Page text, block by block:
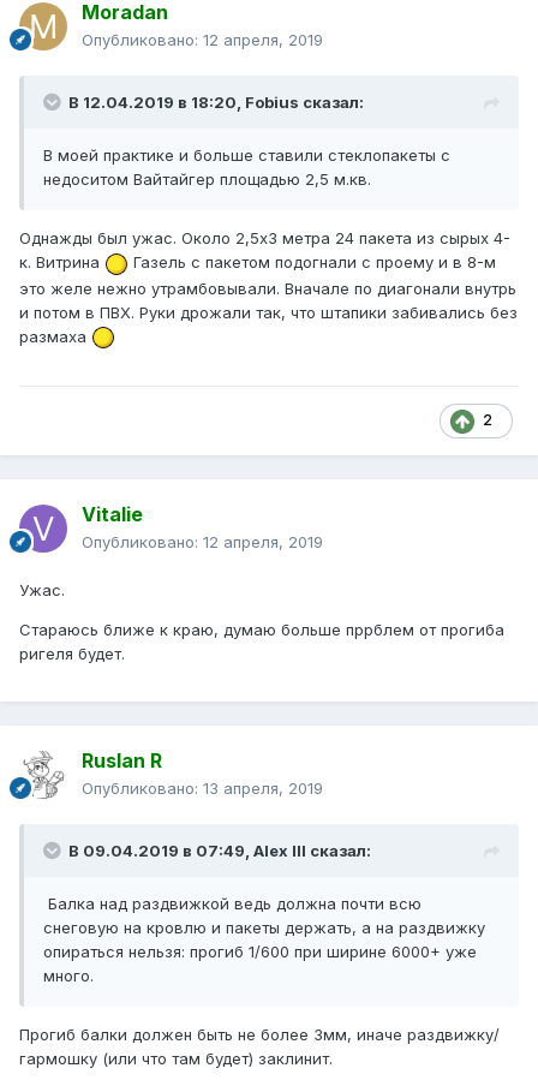
Moradan
Опубликовано: 12 апреля, 2019
В 12.04.2019 в 18:20, Fobius сказал:
В моей практике и больше ставили стеклопакеты с
недоситом Вайтайгер площадью 2,5 м.кв.
Однажды был ужас. Около 2,5х3 метра 24 пакета из сырых 4-
к. Витрина
Газель с пакетом подогнали с проему и в 8-м
это желе нежно утрамбовывали. Вначале по диагонали внутрь
и потом в ПВХ. Руки дрожали так, что штапики забивались без
размаха
2
Vitalie
Опубликовано: 12 апреля, 2019
Ужас.
Стараюсь ближе к краю, думаю больше пррблем от прогиба
ригеля будет.
Ruslan R
Опубликовано: 13 апреля, 2019
В 09.04.2019 в 07:49, Alex IlI сказал:
Балка над раздвижкой ведь должна почти всю
снеговую на кровлю и пакеты держать, а на раздвижку
опираться нельзя: прогиб 1/600 при ширине 6000+ уже
много.
Прогиб балки должен быть не более 3мм, иначе раздвижку/
гармошку (или что там будет) заклинит.